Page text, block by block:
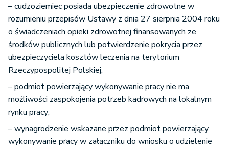
– cudzoziemiec posiada ubezpieczenie zdrowotne w
rozumieniu przepisów Ustawy z dnia 27 sierpnia 2004 roku
o świadczeniach opieki zdrowotnej finansowanych ze
środków publicznych lub potwierdzenie pokrycia przez
ubezpieczyciela kosztów leczenia na terytorium
Rzeczypospolitej Polskiej;
– podmiot powierzający wykonywanie pracy nie ma
możliwości zaspokojenia potrzeb kadrowych na lokalnym
rynku pracy;
– wynagrodzenie wskazane przez podmiot powierzający
wykonywanie pracy w załączniku do wniosku o udzielenie